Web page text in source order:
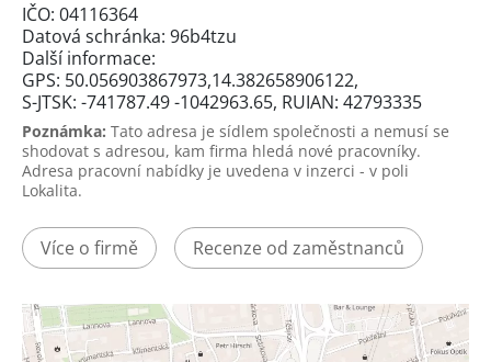
IČO: 04116364
Datová schránka: 96b4tzu
Další informace:
GPS: 50.056903867973,14.382658906122,
S-JTSK: -741787.49 -1042963.65, RUIAN: 42793335
Poznámka: Tato adresa je sídlem společnosti a nemusí se
shodovat s adresou, kam firma hledá nové pracovníky.
Adresa pracovní nabídky je uvedena v inzerci - v poli
Lokalita.
Více o firmě Recenze od zaměstnanců